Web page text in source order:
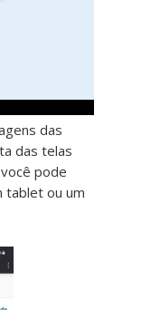
das
das telas
pode
tablet ou um